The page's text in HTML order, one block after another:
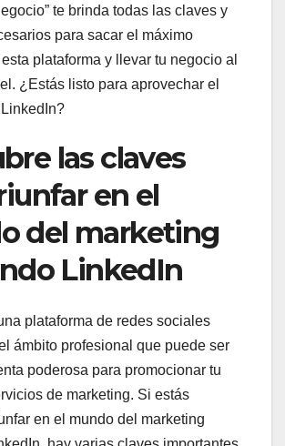
te brinda todas las claves y
para sacar el máximo
plataforma y llevar tu negocio al
¿Estás listo para aprovechar el
las claves
en el
del marketing
LinkedIn
plataforma de redes sociales
ámbito profesional que puede ser
poderosa para promocionar tu
de marketing. Si estás
en el mundo del marketing